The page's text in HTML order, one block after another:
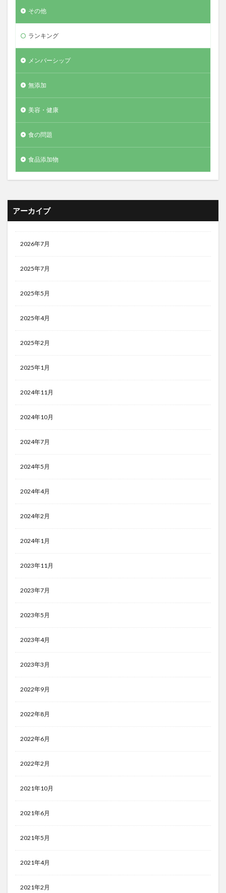
その他
ランキング
メンバーシップ
無添加
美容・健康
食の問題
食品添加物
アーカイブ
2026年7月
2025年7月
2025年5月
2025年4月
2025年2月
2025年1月
2024年11月
2024年10月
2024年7月
2024年5月
2024年4月
2024年2月
2024年1月
2023年11月
2023年7月
2023年5月
2023年4月
2023年3月
2022年9月
2022年8月
2022年6月
2022年2月
2021年10月
2021年6月
2021年5月
2021年4月
2021年2月